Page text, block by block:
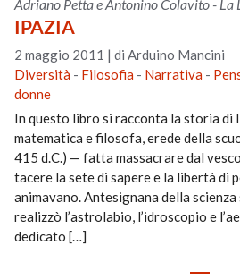
Adriano Petta e Antonino Colavito - La
IPAZIA
2 maggio 2011 |di Arduino Mancini
Diversità - Filosofia - Narrativa -
donne
In questo libro si racconta la storia di
matematica e filosofa, erede della
415 d.C.) — fatta massacrare dal
tacere la sete di sapere e la libertà di
animavano. Antesignana della
realizzò l’astrolabio, l’idroscopio e
dedicato […]